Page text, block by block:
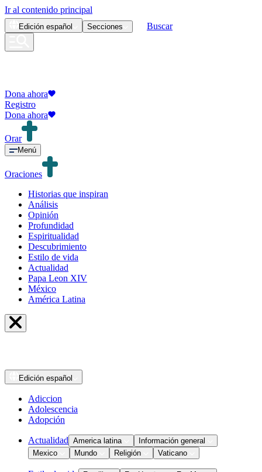
Ir al contenido principal
Edición español Secciones Buscar
Dona ahora
Registro
Dona ahora
Orar
Menú
Oraciones
Historias que inspiran
Análisis
Opinión
Profundidad
Espiritualidad
Descubrimiento
Estilo de vida
Actualidad
Papa Leon XIV
México
América Latina
Edición español
Adiccion
Adolescencia
Adopción
Actualidad America latina
Información general
Mexico
Mundo Religión Vaticano